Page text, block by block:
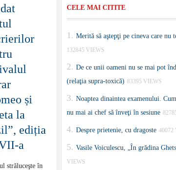
și
la
ediția
a
străluceşte în
CELE MAI CITITE
Merită să aştepţi pe cineva care nu
132845 VIEWS
De ce unii oameni nu se mai pot
(relaţia supra-toxică) 83395 VIEWS
Noaptea dinaintea examenului.
nu mai ai chef să înveţi în sesiune
Despre prietenie, cu dragoste 40072
Vasile Voiculescu, „În grădina
VIEWS